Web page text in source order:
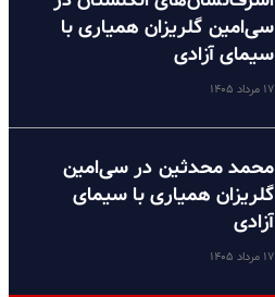
سی‌امین گلریزان همیاری با
سیمای آزادی
۱۷ مرداد ۱۴۰۵
محمد محدثین در سی‌امین
گلریزان همیاری با سیمای
آزادی
۱۷ مرداد ۱۴۰۵